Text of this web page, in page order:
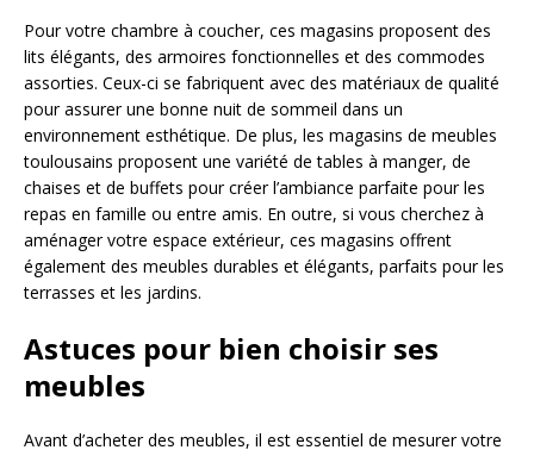
Pour votre chambre à coucher, ces magasins proposent des
lits élégants, des armoires fonctionnelles et des commodes
assorties. Ceux-ci se fabriquent avec des matériaux de qualité
pour assurer une bonne nuit de sommeil dans un
environnement esthétique. De plus, les magasins de meubles
toulousains proposent une variété de tables à manger, de
chaises et de buffets pour créer l’ambiance parfaite pour les
repas en famille ou entre amis. En outre, si vous cherchez à
aménager votre espace extérieur, ces magasins offrent
également des meubles durables et élégants, parfaits pour les
terrasses et les jardins.
Astuces pour bien choisir ses
meubles
Avant d’acheter des meubles, il est essentiel de mesurer votre